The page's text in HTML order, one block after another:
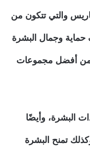
والتي تتكون من
وجمال البشرة
من أفضل مجموعات
البشرة، وأيضًا
تمنح البشرة